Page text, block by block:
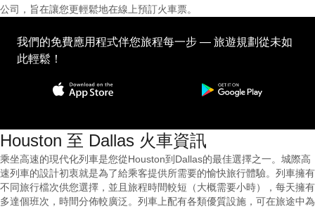
公司，旨在讓您更輕鬆地在線上預訂火車票。
我們的免費應用程式伴您旅程每一步 — 旅遊規劃從未如
此輕鬆！
Houston 至 Dallas 火車資訊
乘坐高速的現代化列車是您從Houston到Dallas的最佳選擇之一。城際高
速列車的設計初衷就是為了給乘客提供所需要的愉快旅行體驗。列車擁有
不同旅行檔次供您選擇，並且旅程時間較短（大概需要小時），每天擁有
多達個班次，時間分佈較廣泛。列車上配有各類優質設施，可在旅途中為